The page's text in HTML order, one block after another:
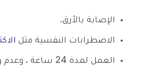
الإصابة بالأرق.
الاضطرابات النفسية مثل
العمل لمدة 24 ساعة